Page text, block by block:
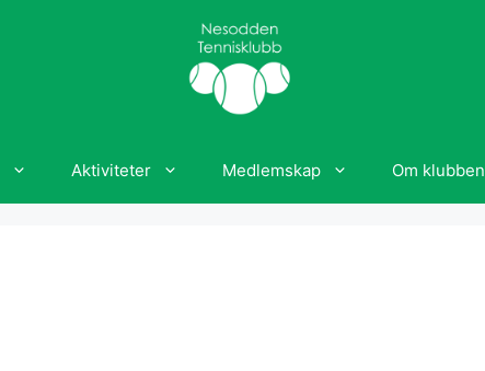
Aktiviteter Medlemskap Om klubben